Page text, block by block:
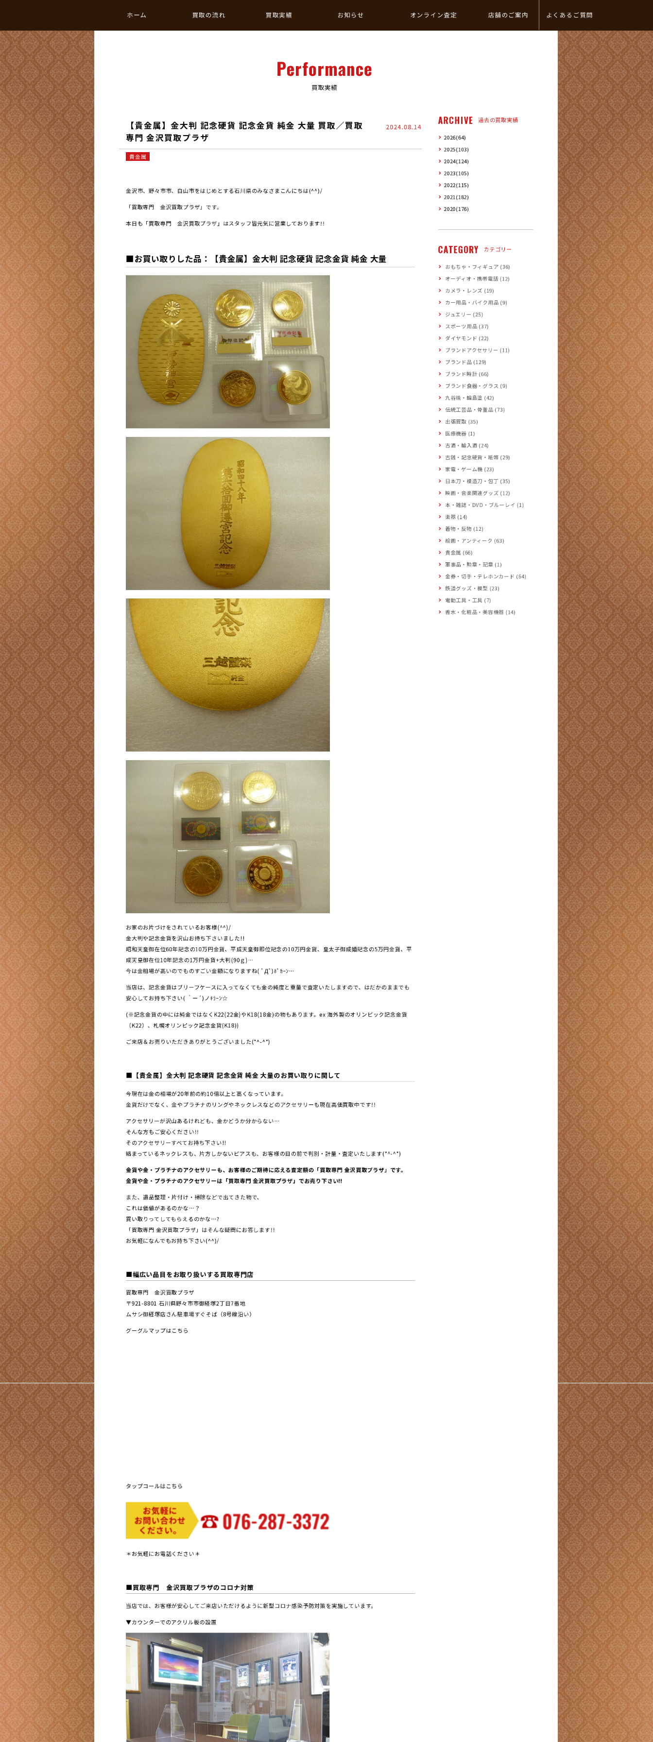
ホーム 買取の流れ 買取実績 お知らせ オンライン査定 店舗のご案内 よくあるご質問
Performance
買取実績
【貴金属】金大判 記念硬貨 記念金貨 純金 大量 買取／買取
専門 金沢買取プラザ
2024.08.14
貴金属
金沢市、野々市市、白山市をはじめとする石川県のみなさまこんにちは(^^)/
「買取専門 金沢買取プラザ」です。
本日も「買取専門 金沢買取プラザ」はスタッフ皆元気に営業しております!!
■お買い取りした品：【貴金属】金大判 記念硬貨 記念金貨 純金 大量
お家のお片づけをされているお客様(^^)/
金大判や記念金貨を沢山お持ち下さいました!!
昭和天皇御在位60年記念の10万円金貨、平成天皇御即位記念の10万円金貨、皇太子御成婚記念の5万円金貨、平
成天皇御在位10年記念の1万円金貨+大判(90ｇ)…
今は金相場が高いのでものすごい金額になりますね( ﾟДﾟ)ﾎﾟｶｰﾝ…
当店は、記念金貨はブリーフケースに入ってなくても金の純度と重量で査定いたしますので、はだかのままでも
安心してお持ち下さい( ｀ー´)ノｷﾗｰﾝ☆
(※記念金貨の中には純金ではなくK22(22金)やK18(18金)の物もあります。ex 海外製のオリンピック記念金貨
（K22）、札幌オリンピック記念金貨(K18))
ご来店＆お売りいただきありがとうございました(*^-^*)
■【貴金属】金大判 記念硬貨 記念金貨 純金 大量のお買い取りに関して
今現在は金の相場が20年前の約10倍以上と高くなっています。
金貨だけでなく、金やプラチナのリングやネックレスなどのアクセサリーも現在高価買取中です!!
アクセサリーが沢山あるけれども、金かどうか分からない…
そんな方もご安心ください!!
そのアクセサリーすべてお持ち下さい!!
絡まっているネックレスも、片方しかないピアスも、お客様の目の前で判別・計量・査定いたします(*^-^*)
金貨や金・プラチナのアクセサリーも、お客様のご期待に応える査定額の「買取専門 金沢買取プラザ」です。
金貨や金・プラチナのアクセサリーは「買取専門 金沢買取プラザ」でお売り下さい!!
また、遺品整理・片付け・掃除などで出てきた物で、
これは価値があるのかな…？
買い取りってしてもらえるのかな…?
「買取専門 金沢買取プラザ」はそんな疑問にお答します!!
お気軽になんでもお持ち下さい(^^)/
■幅広い品目をお取り扱いする買取専門店
買取専門 金沢買取プラザ
〒921-8801 ⽯川県野々市市御経塚2丁⽬7番地
ムサシ御経塚店さん駐車場すぐそば（8号線沿い）
グーグルマップはこちら
タップコールはこちら
＊お気軽にお電話ください＊
■買取専門 金沢買取プラザのコロナ対策
当店では、お客様が安心してご来店いただけるように新型コロナ感染予防対策を実施しています。
▼カウンターでのアクリル板の設置
ARCHIVE 過去の買取実績
2026(64)
2025(103)
2024(124)
2023(105)
2022(115)
2021(182)
2020(176)
CATEGORY カテゴリー
おもちゃ・フィギュア (36)
オーディオ・携帯電話 (12)
カメラ・レンズ (19)
カー用品・バイク用品 (9)
ジュエリー (25)
スポーツ用品 (37)
ダイヤモンド (22)
ブランドアクセサリー (11)
ブランド品 (129)
ブランド時計 (66)
ブランド食器・グラス (9)
九谷焼・輪島塗 (42)
伝統工芸品・骨董品 (73)
出張買取 (35)
医療機器 (1)
古酒・輸入酒 (24)
古銭・記念硬貨・紙幣 (29)
家電・ゲーム機 (23)
日本刀・模造刀・包丁 (35)
映画・音楽関連グッズ (12)
本・雑誌・DVD・ブルーレイ (1)
楽器 (14)
着物・反物 (12)
絵画・アンティーク (63)
貴金属 (66)
軍事品・勲章・記章 (1)
金券・切手・テレホンカード (64)
鉄道グッズ・模型 (23)
電動工具・工具 (7)
香水・化粧品・美容機器 (14)